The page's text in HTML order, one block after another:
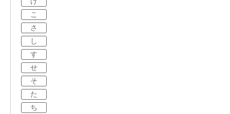
こ
さ
し
す
せ
そ
た
ち